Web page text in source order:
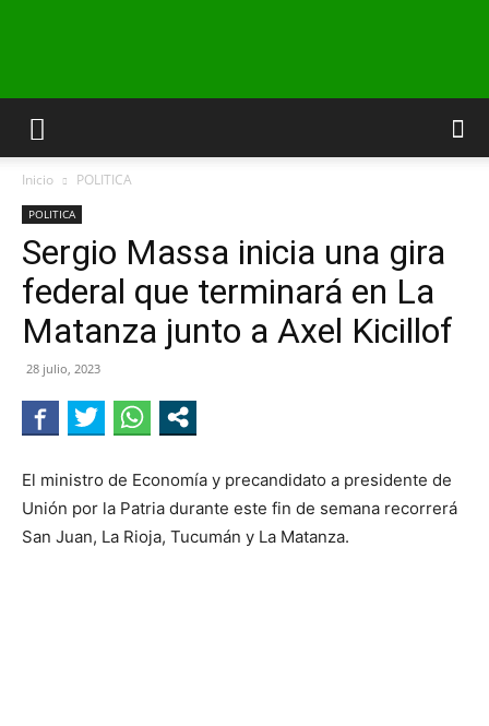
INFO24
NEGRO
Inicio POLITICA
POLITICA
Sergio Massa inicia una gira
federal que terminará en La
Matanza junto a Axel Kicillof
28 julio, 2023
El ministro de Economía y precandidato a presidente de
Unión por la Patria durante este fin de semana recorrerá
San Juan, La Rioja, Tucumán y La Matanza.